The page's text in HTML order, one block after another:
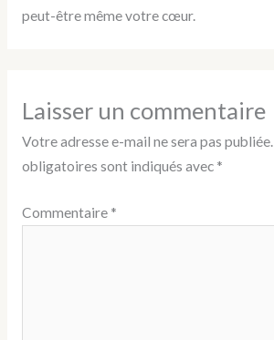
peut-être même votre cœur.
Laisser un commentaire
Votre adresse e-mail ne sera pas publiée.
obligatoires sont indiqués avec *
Commentaire *